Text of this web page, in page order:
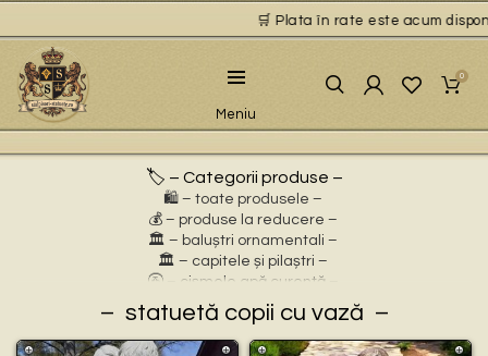
🛒 Plata în rate este acum
Meniu
0
🏷️ – Categorii produse –
🛍️ – toate produsele –
💰 – produse la reducere –
🏛 – baluștri ornamentali –
🏛 – capitele și pilaștri –
🚰 – cișmele apă curentă –
⛲ – fântâni arteziene –
🎀 – idei de cadouri –
🪴 – jardiniere cu personaje –
statuetă copii cu vază